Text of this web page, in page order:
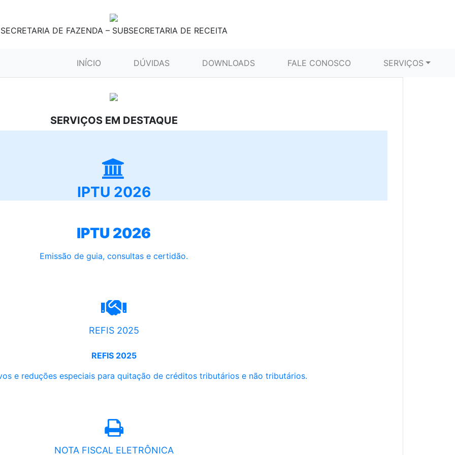
SECRETARIA DE FAZENDA – SUBSECRETARIA DE RECEITA
INÍCIO (CURRENT)DÚVIDAS DOWNLOADS FALE CONOSCO SERVIÇOS
SERVIÇOS EM DESTAQUE
IPTU 2026
IPTU 2026
Emissão de guia, consultas e certidão.
REFIS 2025
REFIS 2025
e reduções especiais para quitação de créditos tributários e não tributários.
NOTA FISCAL ELETRÔNICA